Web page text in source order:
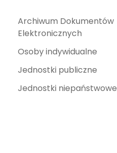
Archiwum Dokumentów
Elektronicznych
Osoby indywidualne
Jednostki publiczne
Jednostki niepaństwowe